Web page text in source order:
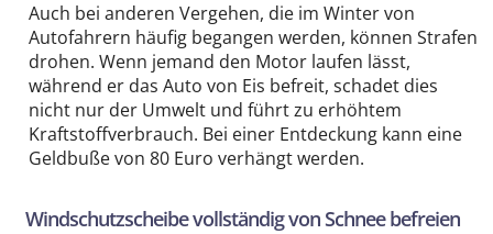
Auch bei anderen Vergehen, die im Winter von
Autofahrern häufig begangen werden, können Strafen
drohen. Wenn jemand den Motor laufen lässt,
während er das Auto von Eis befreit, schadet dies
nicht nur der Umwelt und führt zu erhöhtem
Kraftstoffverbrauch. Bei einer Entdeckung kann eine
Geldbuße von 80 Euro verhängt werden.
Windschutzscheibe vollständig von Schnee befreien